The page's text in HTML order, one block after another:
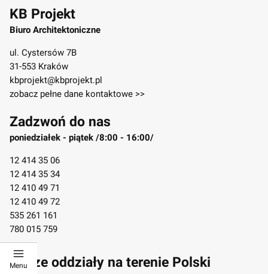
KB Projekt
Biuro Architektoniczne
ul. Cystersów 7B
31-553 Kraków
kbprojekt@kbprojekt.pl
zobacz pełne dane kontaktowe >>
Zadzwoń do nas
poniedziałek - piątek /8:00 - 16:00/
12 414 35 06
12 414 35 34
12 410 49 71
12 410 49 72
535 261 161
780 015 759
Nasze oddziały na terenie Polski
Menu